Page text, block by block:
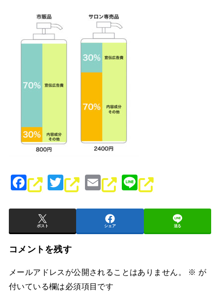
F
a
c
e
b
o
k
T
wi
tt
er
E
m
ai
l
Li
n
e
ポスト シェア 送る
コメントを残す
メールアドレスが公開されることはありません。 ※ が
付いている欄は必須項目です